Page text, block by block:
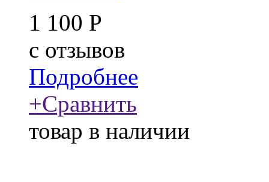
1 100 Р
c отзывов
Подробнее
+Сравнить
товар в наличии